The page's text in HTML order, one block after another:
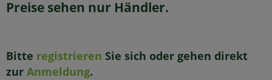
Preise sehen nur Händler.
Bitte registrieren Sie sich oder gehen direkt
zur Anmeldung.